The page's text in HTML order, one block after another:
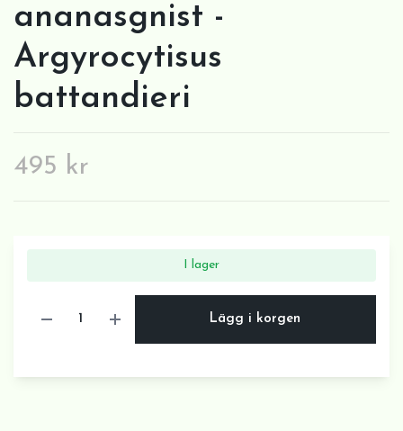
ananasgnist -
Argyrocytisus
battandieri
495 kr
I lager
Lägg i korgen